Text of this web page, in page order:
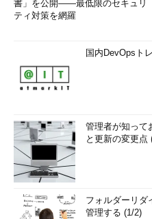
書」を公開――最低限のセキュリ
ティ対策を網羅
国内DevOpsト
管理者が知って
と更新の変更点
フォルダーリダ
管理する (1/2)